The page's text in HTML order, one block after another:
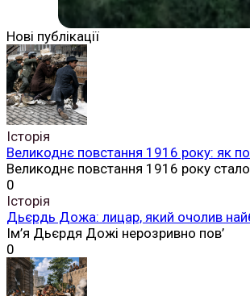
Нові публікації
Історія
Великоднє повстання 1916 року: як
Великоднє повстання 1916 року
0
Історія
Дьєрдь Дожа: лицар, який очолив
Ім’я Дьєрдя Дожі нерозривно пов’
0